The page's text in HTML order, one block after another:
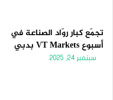
تجمّع كبار روّاد الصناعة في
أسبوع VT Markets بدبي
سبتمبر 24, 2025